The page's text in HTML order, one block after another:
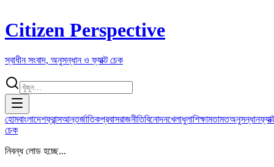
Citizen Perspective
স্বাধীন সংবাদ, অনুসন্ধান ও ফ্যাক্ট চেক
হোমবাংলাদেশফ্রান্সআন্তর্জাতিকপ্রবাসরাজনীতিবিনোদনখেলাধুলাশিক্ষামতামতঅনুসন্ধান
চেক
নিবন্ধ লোড হচ্ছে...